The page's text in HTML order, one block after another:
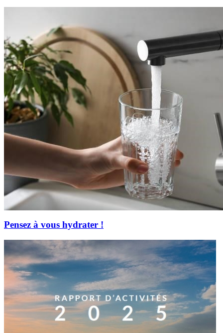
Pensez à vous hydrater !